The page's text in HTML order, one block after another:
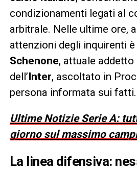
condizionamenti legati al
arbitrale. Nelle ultime ore,
attenzioni degli inquirenti
Schenone, attuale
dell’ Inter, ascoltato in
persona informata sui fatti.
Ultime Notizie Serie A:
giorno sul massimo
La linea difensiva: